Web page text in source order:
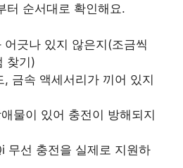
터 순서대로 확인해요.
긋나 있지 않은지(조금씩
찾기)
금속 액세서리가 끼어 있지
물이 있어 충전이 방해되지
무선 충전을 실제로 지원하